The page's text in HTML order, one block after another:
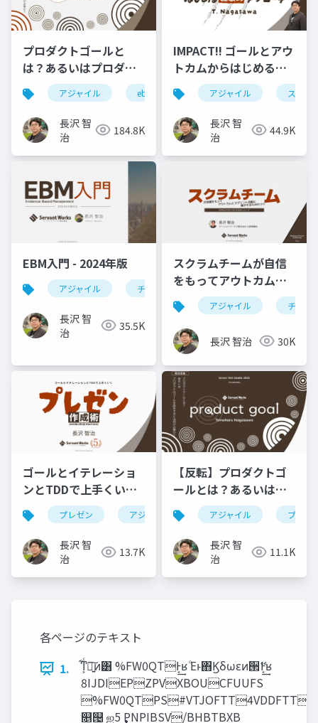
プロダクトゴールと
は？あるいはプロダク
トのゴールを設定する
には何が必要か？
#RSGT2022
アジャイル ebm スクラム rsgt
長沢 智
治
184.8K
IMPACT!! ゴールとアウ
トカムからはじめる経
験的アプローチ
#RSGT2025
アジャイル スクラ
長沢 智
治
44.9K
EBM入門 - 2024年版
アジャイル チーム開発 agile ebm
長沢 智
治
35.5K
スクラムチームが自信
をもってアウトカムと
スプリント活動に集中
するためのコツ
アジャイル チーム
長沢 智治 30K
ゴールとイテレーショ
ンとTDDで上手くいく
プレゼン作成術
プレゼン アジャイル ebm rsgt2025
長沢 智
治
13.7K
【反転】プロダクトゴ
ールとは？あるいはプ
ロダクトのゴールを設
定するには何が必要
か？
アジャイル プロダ
長沢 智
治
11.1K
各ページのテキスト
1.
͋ͳ͕ͨཉ͍͠ͷ͸ %FW0QTͰ͔͢ʁ ͦΕͱ΋Ϗδωεͷ੒ޭͰ͔͢ʁ
8IJDIEPZPVXBOUCFUUFS
%FW0QTPS#VTJOFTT4VDDFTT
௕୔ ஐ࣏ 5PNPIBSV/BHBTBXB